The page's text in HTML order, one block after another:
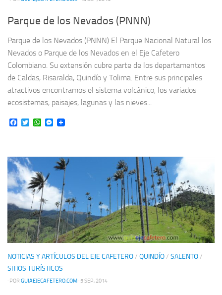
Parque de los Nevados (PNNN)
Parque de los Nevados (PNNN) El Parque Nacional Natural los
Nevados o Parque de los Nevados en el Eje Cafetero
Colombiano. Su extensión cubre parte de los departamentos
de Caldas, Risaralda, Quindío y Tolima. Entre sus principales
atractivos encontramos el sistema volcánico, los variados
ecosistemas, paisajes, lagunas y las nieves...
Facebook
TwitterWhatsApp
Messenger
NOTICIAS Y ARTÍCULOS DEL EJE CAFETERO/ QUINDÍO/ SALENTO/
SITIOS TURÍSTICOS
· POR GUIAEJECAFETERO.COM · 5 SEP, 2014